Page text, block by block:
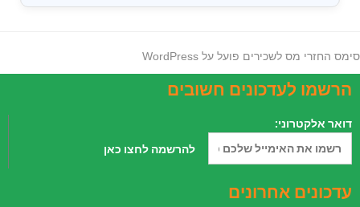
החזרי מס לשכירים פועל על WordPress
הרשמו לעדכונים חשובים
דואר אלקטרוני:
עדכונים אחרונים